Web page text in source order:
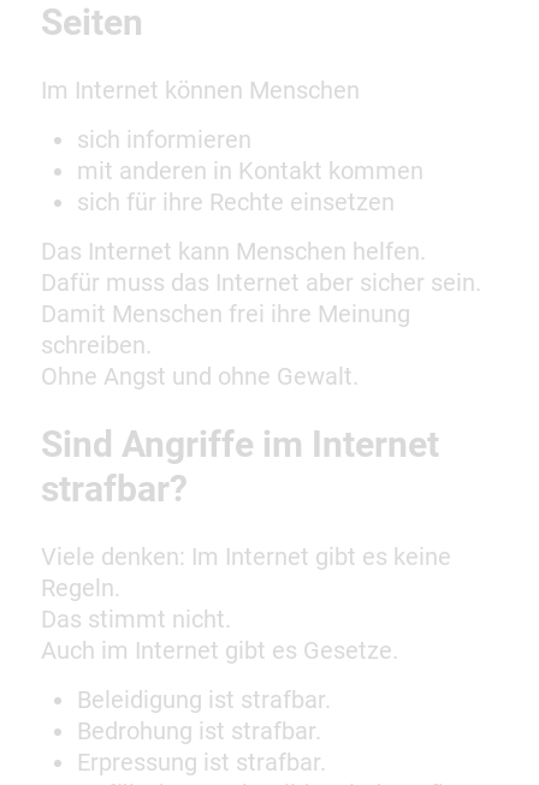
Seiten
Im Internet können Menschen
sich informieren
mit anderen in Kontakt kommen
sich für ihre Rechte einsetzen
Das Internet kann Menschen helfen.
Dafür muss das Internet aber sicher sein.
Damit Menschen frei ihre Meinung
schreiben.
Ohne Angst und ohne Gewalt.
Sind Angriffe im Internet
strafbar?
Viele denken: Im Internet gibt es keine
Regeln.
Das stimmt nicht.
Auch im Internet gibt es Gesetze.
Beleidigung ist strafbar.
Bedrohung ist strafbar.
Erpressung ist strafbar.